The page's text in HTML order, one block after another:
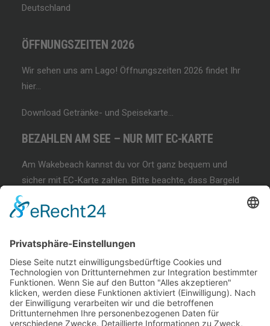
Deutschland
ÖFFNUNGSZEITEN 2026
Wir sehen uns am Lago! Öffnungszeiten 2026 findet Ihr
hier…
Download Getränke- und Speisekarte…
BEZAHLEN AM SEE – NUR MIT EC-KARTE
Am Wakebeach kannst du vor Ort ganz bequem und
sicher mit EC-Karte zahlen. Bitte beachte, dass Bargeld
und andere Zahlungsmethoden nicht akzeptiert werden!
Immer wieder samstags, bringen wir Dir das
Wakeboarden bei. Der beste Anfängerkurs weit & breit.
Lest mehr…
COFFEE & WAKE SESSION